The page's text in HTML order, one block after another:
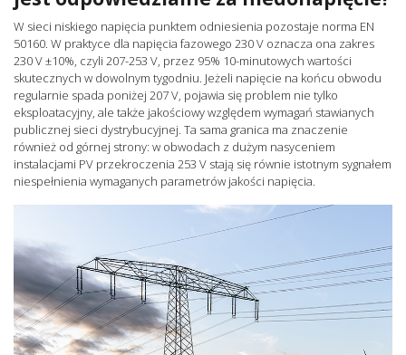
W sieci niskiego napięcia punktem odniesienia pozostaje norma EN
50160. W praktyce dla napięcia fazowego 230 V oznacza ona zakres
230 V ±10%, czyli 207-253 V, przez 95% 10-minutowych wartości
skutecznych w dowolnym tygodniu. Jeżeli napięcie na końcu obwodu
regularnie spada poniżej 207 V, pojawia się problem nie tylko
eksploatacyjny, ale także jakościowy względem wymagań stawianych
publicznej sieci dystrybucyjnej. Ta sama granica ma znaczenie
również od górnej strony: w obwodach z dużym nasyceniem
instalacjami PV przekroczenia 253 V stają się równie istotnym sygnałem
niespełnienia wymaganych parametrów jakości napięcia.